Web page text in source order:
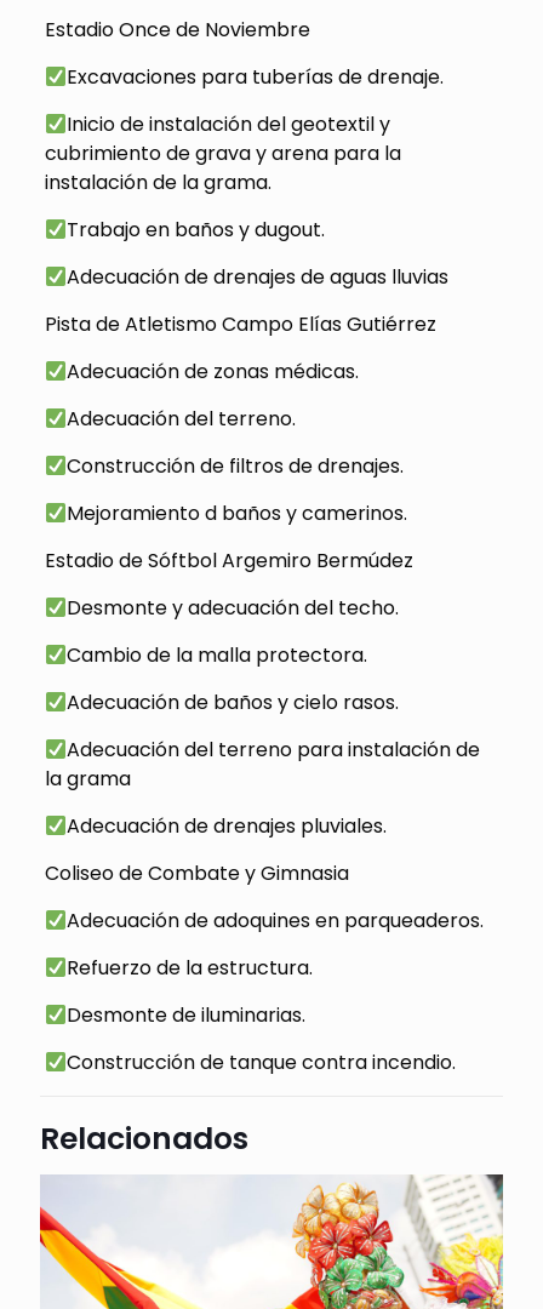
Estadio Once de Noviembre
Excavaciones para tuberías de drenaje.
Inicio de instalación del geotextil y
cubrimiento de grava y arena para la
instalación de la grama.
Trabajo en baños y dugout.
Adecuación de drenajes de aguas lluvias
Pista de Atletismo Campo Elías Gutiérrez
Adecuación de zonas médicas.
Adecuación del terreno.
Construcción de filtros de drenajes.
Mejoramiento d baños y camerinos.
Estadio de Sóftbol Argemiro Bermúdez
Desmonte y adecuación del techo.
Cambio de la malla protectora.
Adecuación de baños y cielo rasos.
Adecuación del terreno para instalación de
la grama
Adecuación de drenajes pluviales.
Coliseo de Combate y Gimnasia
Adecuación de adoquines en parqueaderos.
Refuerzo de la estructura.
Desmonte de iluminarias.
Construcción de tanque contra incendio.
Relacionados